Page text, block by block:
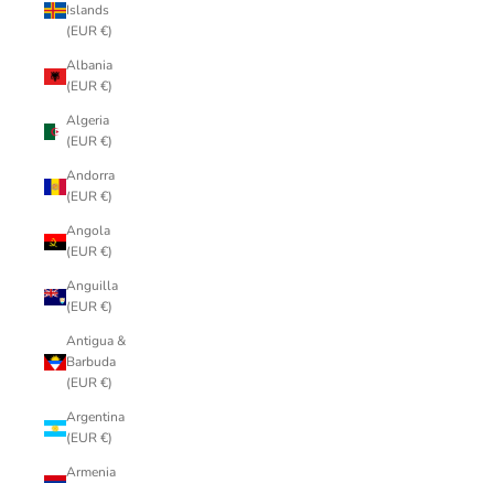
Islands
(EUR €)
Albania
(EUR €)
Algeria
(EUR €)
Andorra
(EUR €)
Angola
(EUR €)
Anguilla
(EUR €)
Antigua &
Barbuda
(EUR €)
Argentina
(EUR €)
Armenia